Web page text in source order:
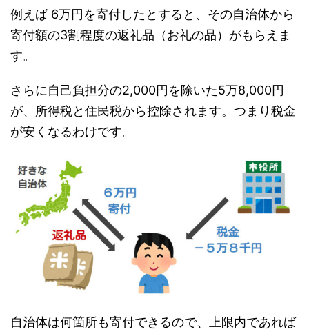
例えば 6万円を寄付したとすると、その自治体から
寄付額の3割程度の返礼品（お礼の品）がもらえま
す。
さらに自己負担分の2,000円を除いた5万8,000円
が、所得税と住民税から控除されます。つまり税金
が安くなるわけです。
自治体は何箇所も寄付できるので、上限内であれば